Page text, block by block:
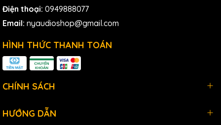
hoàn hảo cho các buổi biểu diễn, hội nghị, giảng dạy và
nhiều hoạt động khác. Nếu ae đang tìm kiếm một hệ thống
micro không dây chuyên nghiệp và đáng tin cậy,
BLX14/PGA31 sẽ không làm ae thất vọng.
Tính năng của
BLX14/PGA31 Wireless
Headworn Microphone
Điện thoại: 0949888077
Email: nyaudioshop@gmail.com
HÌNH THỨC THANH TOÁN
CHÍNH SÁCH
HƯỚNG DẪN